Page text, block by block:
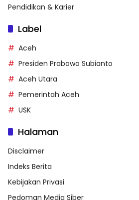
Pendidikan & Karier
Label
Aceh
Presiden Prabowo Subianto
Aceh Utara
Pemerintah Aceh
USK
Halaman
Disclaimer
Indeks Berita
Kebijakan Privasi
Pedoman Media Siber